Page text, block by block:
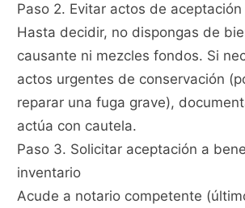
Paso 2. Evitar actos de
Hasta decidir, no dispongas de
causante ni mezcles fondos. Si
actos urgentes de conservación
reparar una fuga grave),
actúa con cautela.
Paso 3. Solicitar aceptación a
inventario
Acude a notario competente